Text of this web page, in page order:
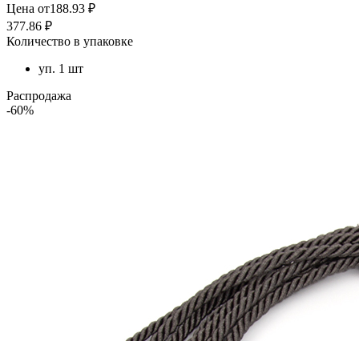
Цена от188.93 ₽
377.86 ₽
Количество в упаковке
уп. 1 шт
Распродажа
-60%